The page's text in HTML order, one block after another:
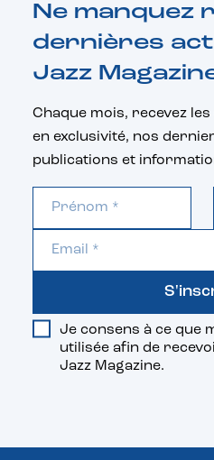
Ne manquez
dernières
Jazz
Chaque mois, recevez
en exclusivité, nos
publications et
Je consens à ce que
utilisée afin de
Jazz Magazine.